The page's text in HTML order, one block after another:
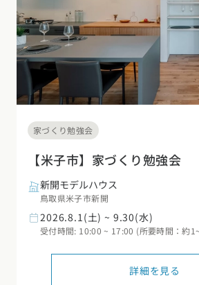
家づくり勉強会
【米子市】家づくり勉強会
新開モデルハウス
鳥取県米子市新開
2026.8.1(土) ~ 9.30(水)
受付時間: 10:00 ~ 17:00 (所要時間：約
詳細を見る